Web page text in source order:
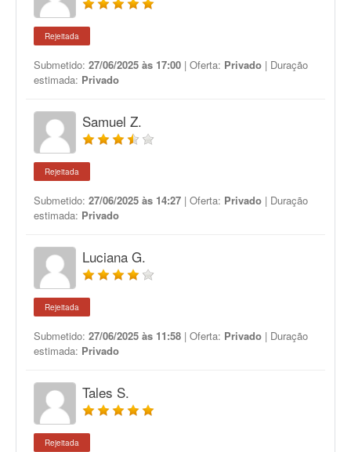
Rejeitada
Submetido: 27/06/2025 às 17:00 | Oferta: Privado | Duração
estimada: Privado
Samuel Z.
Rejeitada
Submetido: 27/06/2025 às 14:27 | Oferta: Privado | Duração
estimada: Privado
Luciana G.
Rejeitada
Submetido: 27/06/2025 às 11:58 | Oferta: Privado | Duração
estimada: Privado
Tales S.
Rejeitada